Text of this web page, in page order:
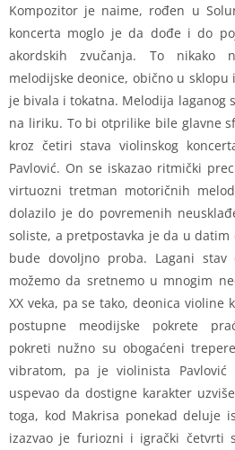
Kompozitor je naime, rođen u
koncerta moglo je da dođe i do
akordskih zvučanja. To nikako
melodijske deonice, obično u sklopu
je bivala i tokatna. Melodija laganog
na liriku. To bi otprilike bile glavne
kroz četiri stava violinskog
Pavlović. On se iskazao ritmički
virtuozni tretman motoričnih
dolazilo je do povremenih
soliste, a pretpostavka je da u
bude dovoljno proba. Lagani
možemo da sretnemo u mnogim
XX veka, pa se tako, deonica violine
postupne meodijske pokrete
pokreti nužno su obogaćeni
vibratom, pa je violinista
uspevao da dostigne karakter
toga, kod Makrisa ponekad deluje
izazvao je furiozni i igrački četvrti